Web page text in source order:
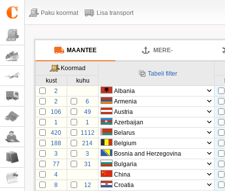
Paku koormat Lisa transport
MAANTEE MERE-
Koormad
Tabeli filter
kust
kuhu
2
Albania
2
6 Armenia
106
49 Austria
1
1 Azerbaijan
420
1112 Belarus
188
214 Belgium
3
3 Bosnia and Herzegovina
77
31 Bulgaria
4
China
8
12 Croatia